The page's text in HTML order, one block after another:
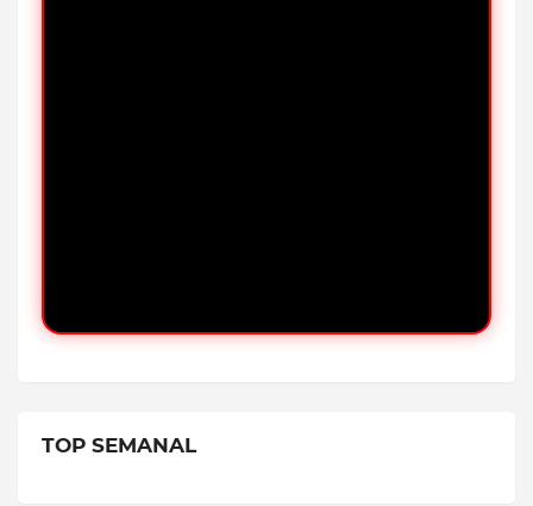
TOP SEMANAL